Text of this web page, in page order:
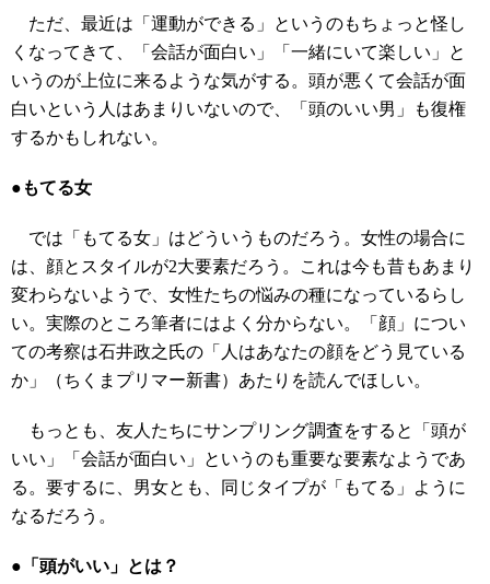
ただ、最近は「運動ができる」というのもちょっと怪し
くなってきて、「会話が面白い」「一緒にいて楽しい」と
いうのが上位に来るような気がする。頭が悪くて会話が面
白いという人はあまりいないので、「頭のいい男」も復権
するかもしれない。
●もてる女
では「もてる女」はどういうものだろう。女性の場合に
は、顔とスタイルが2大要素だろう。これは今も昔もあまり
変わらないようで、女性たちの悩みの種になっているらし
い。実際のところ筆者にはよく分からない。「顔」につい
ての考察は石井政之氏の「人はあなたの顔をどう見ている
か」（ちくまプリマー新書）あたりを読んでほしい。
もっとも、友人たちにサンプリング調査をすると「頭が
いい」「会話が面白い」というのも重要な要素なようであ
る。要するに、男女とも、同じタイプが「もてる」ように
なるだろう。
●「頭がいい」とは？